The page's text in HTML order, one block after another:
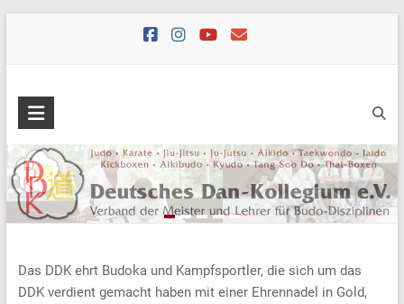
Das DDK ehrt Budoka und Kampfsportler, die sich um das
DDK verdient gemacht haben mit einer Ehrennadel in Gold,